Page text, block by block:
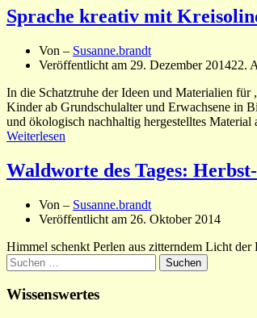
Sprache kreativ mit
Von – Susanne.brandt
Veröffentlicht am 29. Dezember 201422.
In die Schatztruhe der Ideen und Materialien
Kinder ab Grundschulalter und Erwachsene in
und ökologisch nachhaltig hergestelltes
Weiterlesen
Waldworte des Tages:
Von – Susanne.brandt
Veröffentlicht am 26. Oktober 2014
Himmel schenkt Perlen aus zitterndem Licht
Suchen
nach:
Wissenswertes